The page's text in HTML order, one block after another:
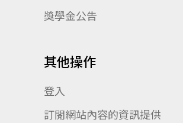
獎學金公告
其他操作
登入
訂閱網站內容的資訊提供